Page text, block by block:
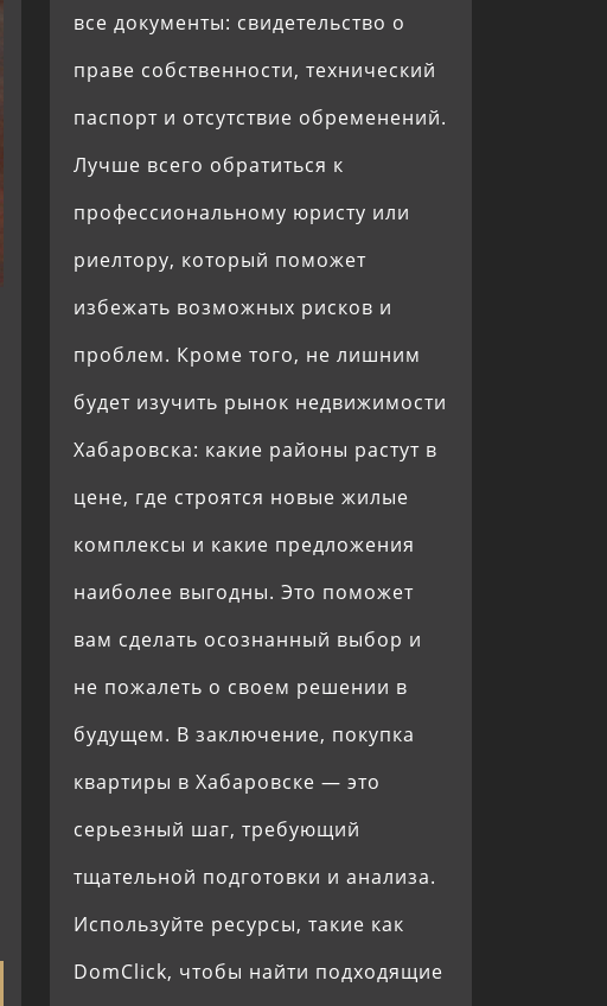
все документы: свидетельство о
праве собственности, технический
паспорт и отсутствие обременений.
Лучше всего обратиться к
профессиональному юристу или
риелтору, который поможет
избежать возможных рисков и
проблем. Кроме того, не лишним
будет изучить рынок недвижимости
Хабаровска: какие районы растут в
цене, где строятся новые жилые
комплексы и какие предложения
наиболее выгодны. Это поможет
вам сделать осознанный выбор и
не пожалеть о своем решении в
будущем. В заключение, покупка
квартиры в Хабаровске — это
серьезный шаг, требующий
тщательной подготовки и анализа.
Используйте ресурсы, такие как
DomClick, чтобы найти подходящие